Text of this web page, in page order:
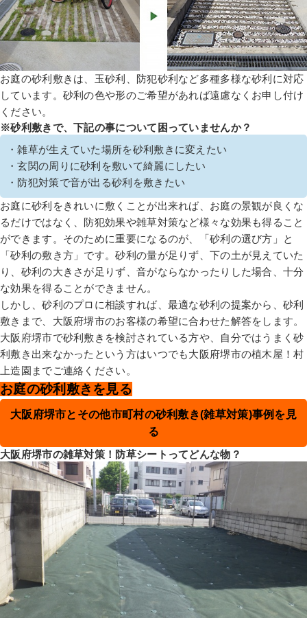
お庭の砂利敷きは、玉砂利、防犯砂利など多種多様な砂利に対応
しています。砂利の色や形のご希望があれば遠慮なくお申し付け
ください。
※砂利敷きで、下記の事について困っていませんか？
・雑草が生えていた場所を砂利敷きに変えたい
・玄関の周りに砂利を敷いて綺麗にしたい
・防犯対策で音が出る砂利を敷きたい
お庭に砂利をきれいに敷くことが出来れば、お庭の景観が良くな
るだけではなく、防犯効果や雑草対策など様々な効果も得ること
ができます。そのために重要になるのが、「砂利の選び方」と
「砂利の敷き方」です。砂利の量が足りず、下の土が見えていた
り、砂利の大きさが足りず、音がならなかったりした場合、十分
な効果を得ることができません。
しかし、砂利のプロに相談すれば、最適な砂利の提案から、砂利
敷きまで、大阪府堺市のお客様の希望に合わせた解答をします。
大阪府堺市で砂利敷きを検討されている方や、自分ではうまく砂
利敷き出来なかったという方はいつでも大阪府堺市の植木屋！村
上造園までご連絡ください。
お庭の砂利敷きを見る
大阪府堺市とその他市町村の砂利敷き(雑草対策)事例を見
る
大阪府堺市の雑草対策！防草シートってどんな物？